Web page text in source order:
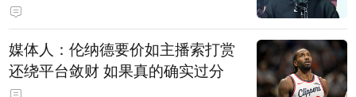
媒体人：伦纳德要价如主播索打赏
还绕平台敛财 如果真的确实过分